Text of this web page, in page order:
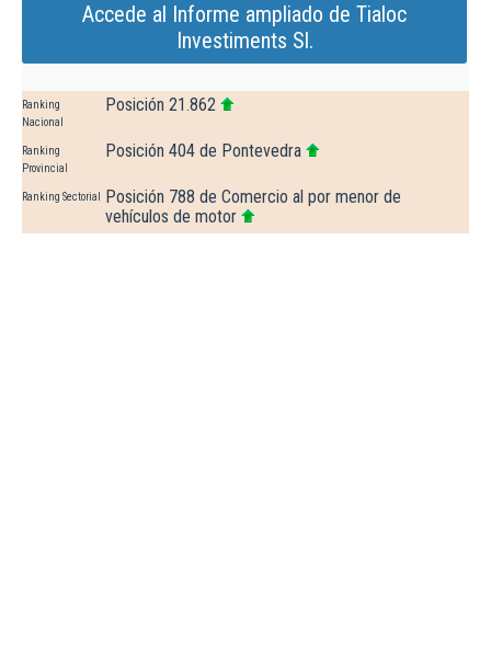
Accede al Informe ampliado de Tialoc
Investiments Sl.
Ranking
Nacional
Posición 21.862
Ranking
Provincial
Posición 404 de Pontevedra
Ranking Sectorial
Posición 788 de Comercio al por menor de
vehículos de motor